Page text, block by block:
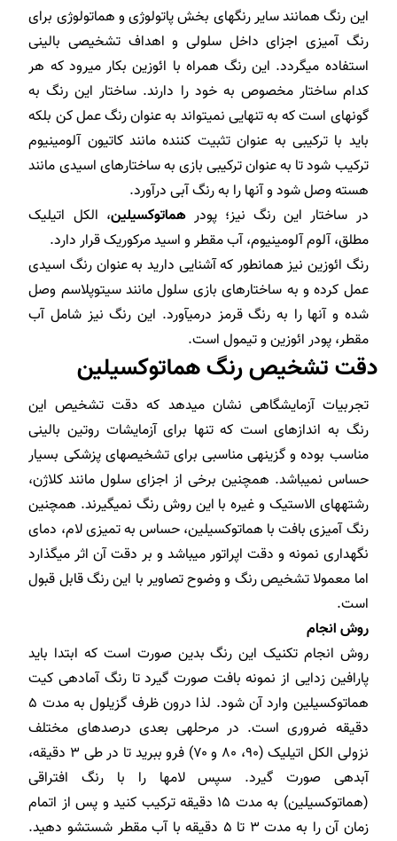
این رنگ همانند سایر رنگ­های بخش پاتولوژی و هماتولوژی برای
رنگ آمیزی اجزای داخل سلولی و اهداف تشخیصی بالینی
استفاده می­گردد. این رنگ همراه با ائوزین بکار می­رود که هر
کدام ساختار مخصوص به خود را دارند. ساختار این رنگ به
گونه­ای است که به تنهایی نمی­تواند به عنوان رنگ عمل کن بلکه
باید با ترکیبی به عنوان تثبیت کننده مانند کاتیون آلومینیوم
ترکیب شود تا به عنوان ترکیبی بازی به ساختارهای اسیدی مانند
هسته وصل شود و آنها را به رنگ آبی درآورد.
در ساختار این رنگ نیز؛ پودرهماتوکسیلین، الکل اتیلیک
مطلق، آلوم آلومینیوم، آب مقطر و اسید مرکوریک قرار دارد.
رنگ ائوزین نیز همانطور که آشنایی دارید به عنوان رنگ اسیدی
عمل کرده و به ساختارهای بازی سلول مانند سیتوپلاسم وصل
شده و آنها را به رنگ قرمز درمی­آورد. این رنگ نیز شامل آب
مقطر، پودر ائوزین و تیمول است.
دقت تشخیص رنگ هماتوکسیلین
تجربیات آزمایشگاهی نشان می­دهد که دقت تشخیص این
رنگ به اندازه­ای است که تنها برای آزمایشات روتین بالینی
مناسب بوده و گزینه­ی مناسبی برای تشخیص­های پزشکی بسیار
حساس نمی­باشد. همچنین برخی از اجزای سلول مانند کلاژن،
رشته­های الاستیک و غیره با این روش رنگ نمی­گیرند. همچنین
رنگ آمیزی بافت با هماتوکسیلین، حساس به تمیزی لام، دمای
نگهداری نمونه و دقت اپراتور می­باشد و بر دقت آن اثر می­گذارد
اما معمولا تشخیص رنگ و وضوح تصاویر با این رنگ قابل قبول
است.
روش انجام
روش انجام تکنیک این رنگ بدین صورت است که ابتدا باید
پارافین زدایی از نمونه بافت صورت گیرد تا رنگ آماده­ی کیت
هماتوکسیلین وارد آن شود. لذا درون ظرف گزیلول به مدت ۵
دقیقه ضروری است. در مرحله­ی بعدی درصد­های مختلف
نزولی الکل اتیلیک (۹۰، ۸۰ و ۷۰) فرو ببرید تا در طی ۳ دقیقه،
آبدهی صورت گیرد. سپس لام­ها را با رنگ افتراقی
(هماتوکسیلین) به مدت ۱۵ دقیقه ترکیب کنید و پس از اتمام
زمان آن را به مدت ۳ تا ۵ دقیقه با آب مقطر شستشو دهید.